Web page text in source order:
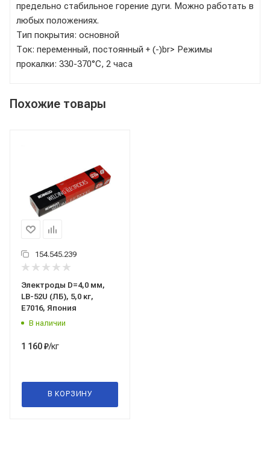
предельно стабильное горение дуги. Можно работать в
любых положениях.
Тип покрытия: основной
Ток: переменный, постоянный + (-)br> Режимы
прокалки: 330-370°С, 2 часа
Похожие товары
154.545.239
Электроды D=4,0 мм,
LB-52U (ЛБ), 5,0 кг,
E7016, Япония
В наличии
1 160₽/кг
В КОРЗИНУ